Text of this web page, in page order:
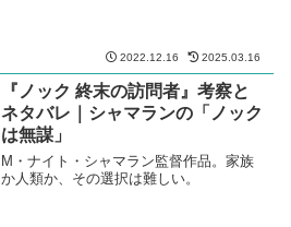
2022.12.16 2025.03.16
『ノック 終末の訪問者』考察と
ネタバレ｜シャマランの「ノック
は無謀」
M・ナイト・シャマラン監督作品。家族
か人類か、その選択は難しい。